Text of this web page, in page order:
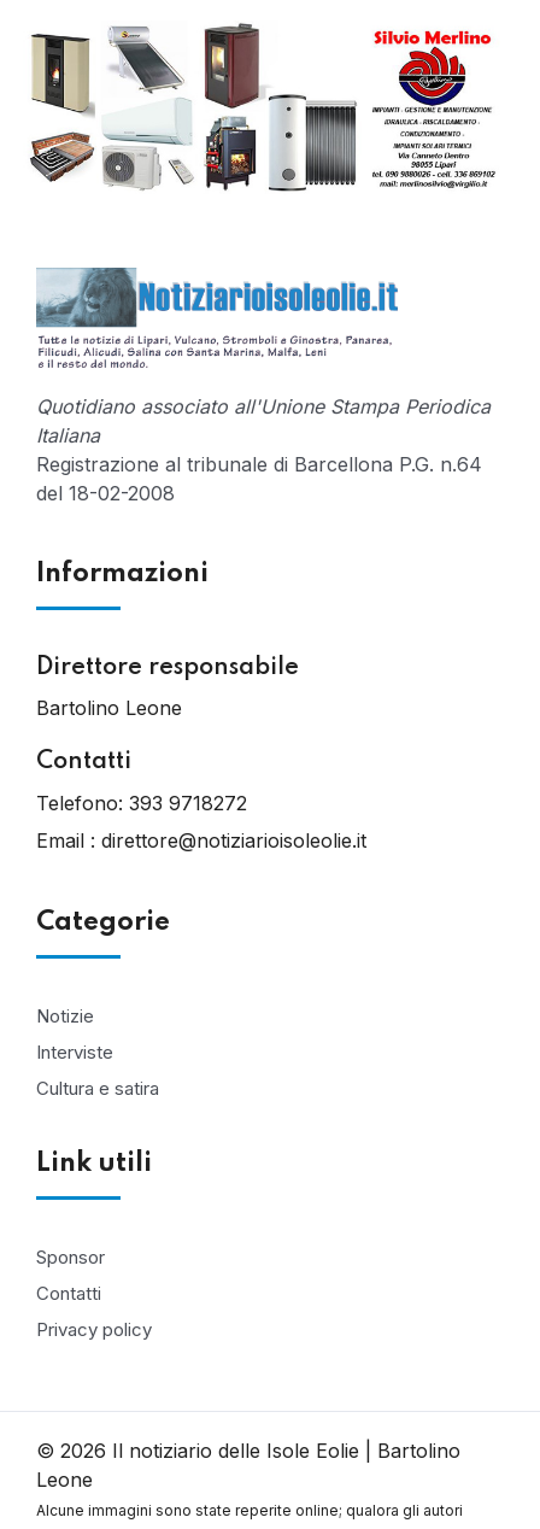
Quotidiano associato all'Unione Stampa Periodica
Italiana
Registrazione al tribunale di Barcellona P.G. n.64
del 18-02-2008
Informazioni
Direttore responsabile
Bartolino Leone
Contatti
Telefono: 393 9718272
Email : direttore@notiziarioisoleolie.it
Categorie
Notizie
Interviste
Cultura e satira
Link utili
Sponsor
Contatti
Privacy policy
© 2026 Il notiziario delle Isole Eolie | Bartolino
Leone
Alcune immagini sono state reperite online; qualora gli autori